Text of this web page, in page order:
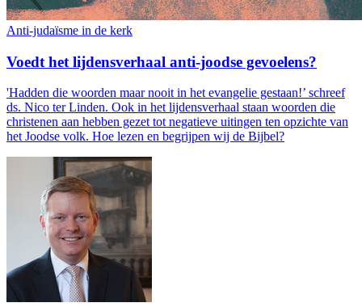
Anti-judaïsme in de kerk
Voedt het lijdensverhaal anti-joodse gevoelens?
'Hadden die woorden maar nooit in het evangelie gestaan!’ schreef
ds. Nico ter Linden. Ook in het lijdensverhaal staan woorden die
christenen aan hebben gezet tot negatieve uitingen ten opzichte van
het Joodse volk. Hoe lezen en begrijpen wij de Bijbel?